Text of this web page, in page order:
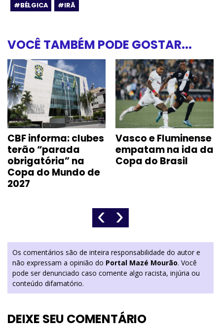
#BÉLGICA #IRÃ
VOCÊ TAMBÉM PODE GOSTAR...
CBF informa: clubes
terão “parada
obrigatória” na
Copa do Mundo de
2027
Vasco e Fluminense
empatam na ida da
Copa do Brasil
‹ ›
Os comentários são de inteira responsabilidade do autor e
não expressam a opinião do Portal Mazé Mourão. Você
pode ser denunciado caso comente algo racista, injúria ou
conteúdo difamatório.
DEIXE SEU COMENTÁRIO